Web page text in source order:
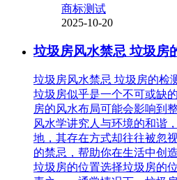
商标测试
2025-10-20
垃圾房风水禁忌 垃圾房
垃圾房风水禁忌 垃圾房的检
垃圾房似乎是一个不可或缺
房的风水布局可能会影响到
风水学讲究人与环境的和谐
地，其存在方式却往往被忽
的禁忌，帮助你在生活中创
垃圾房的位置选择垃圾房的